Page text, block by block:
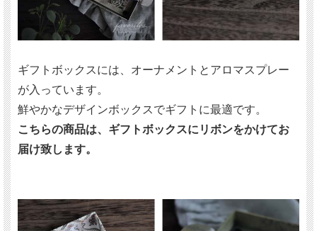
ギフトボックスには、オーナメントとアロマスプレー
が入っています。
鮮やかなデザインボックスでギフトに最適です。
こちらの商品は、ギフトボックスにリボンをかけてお
届け致します。